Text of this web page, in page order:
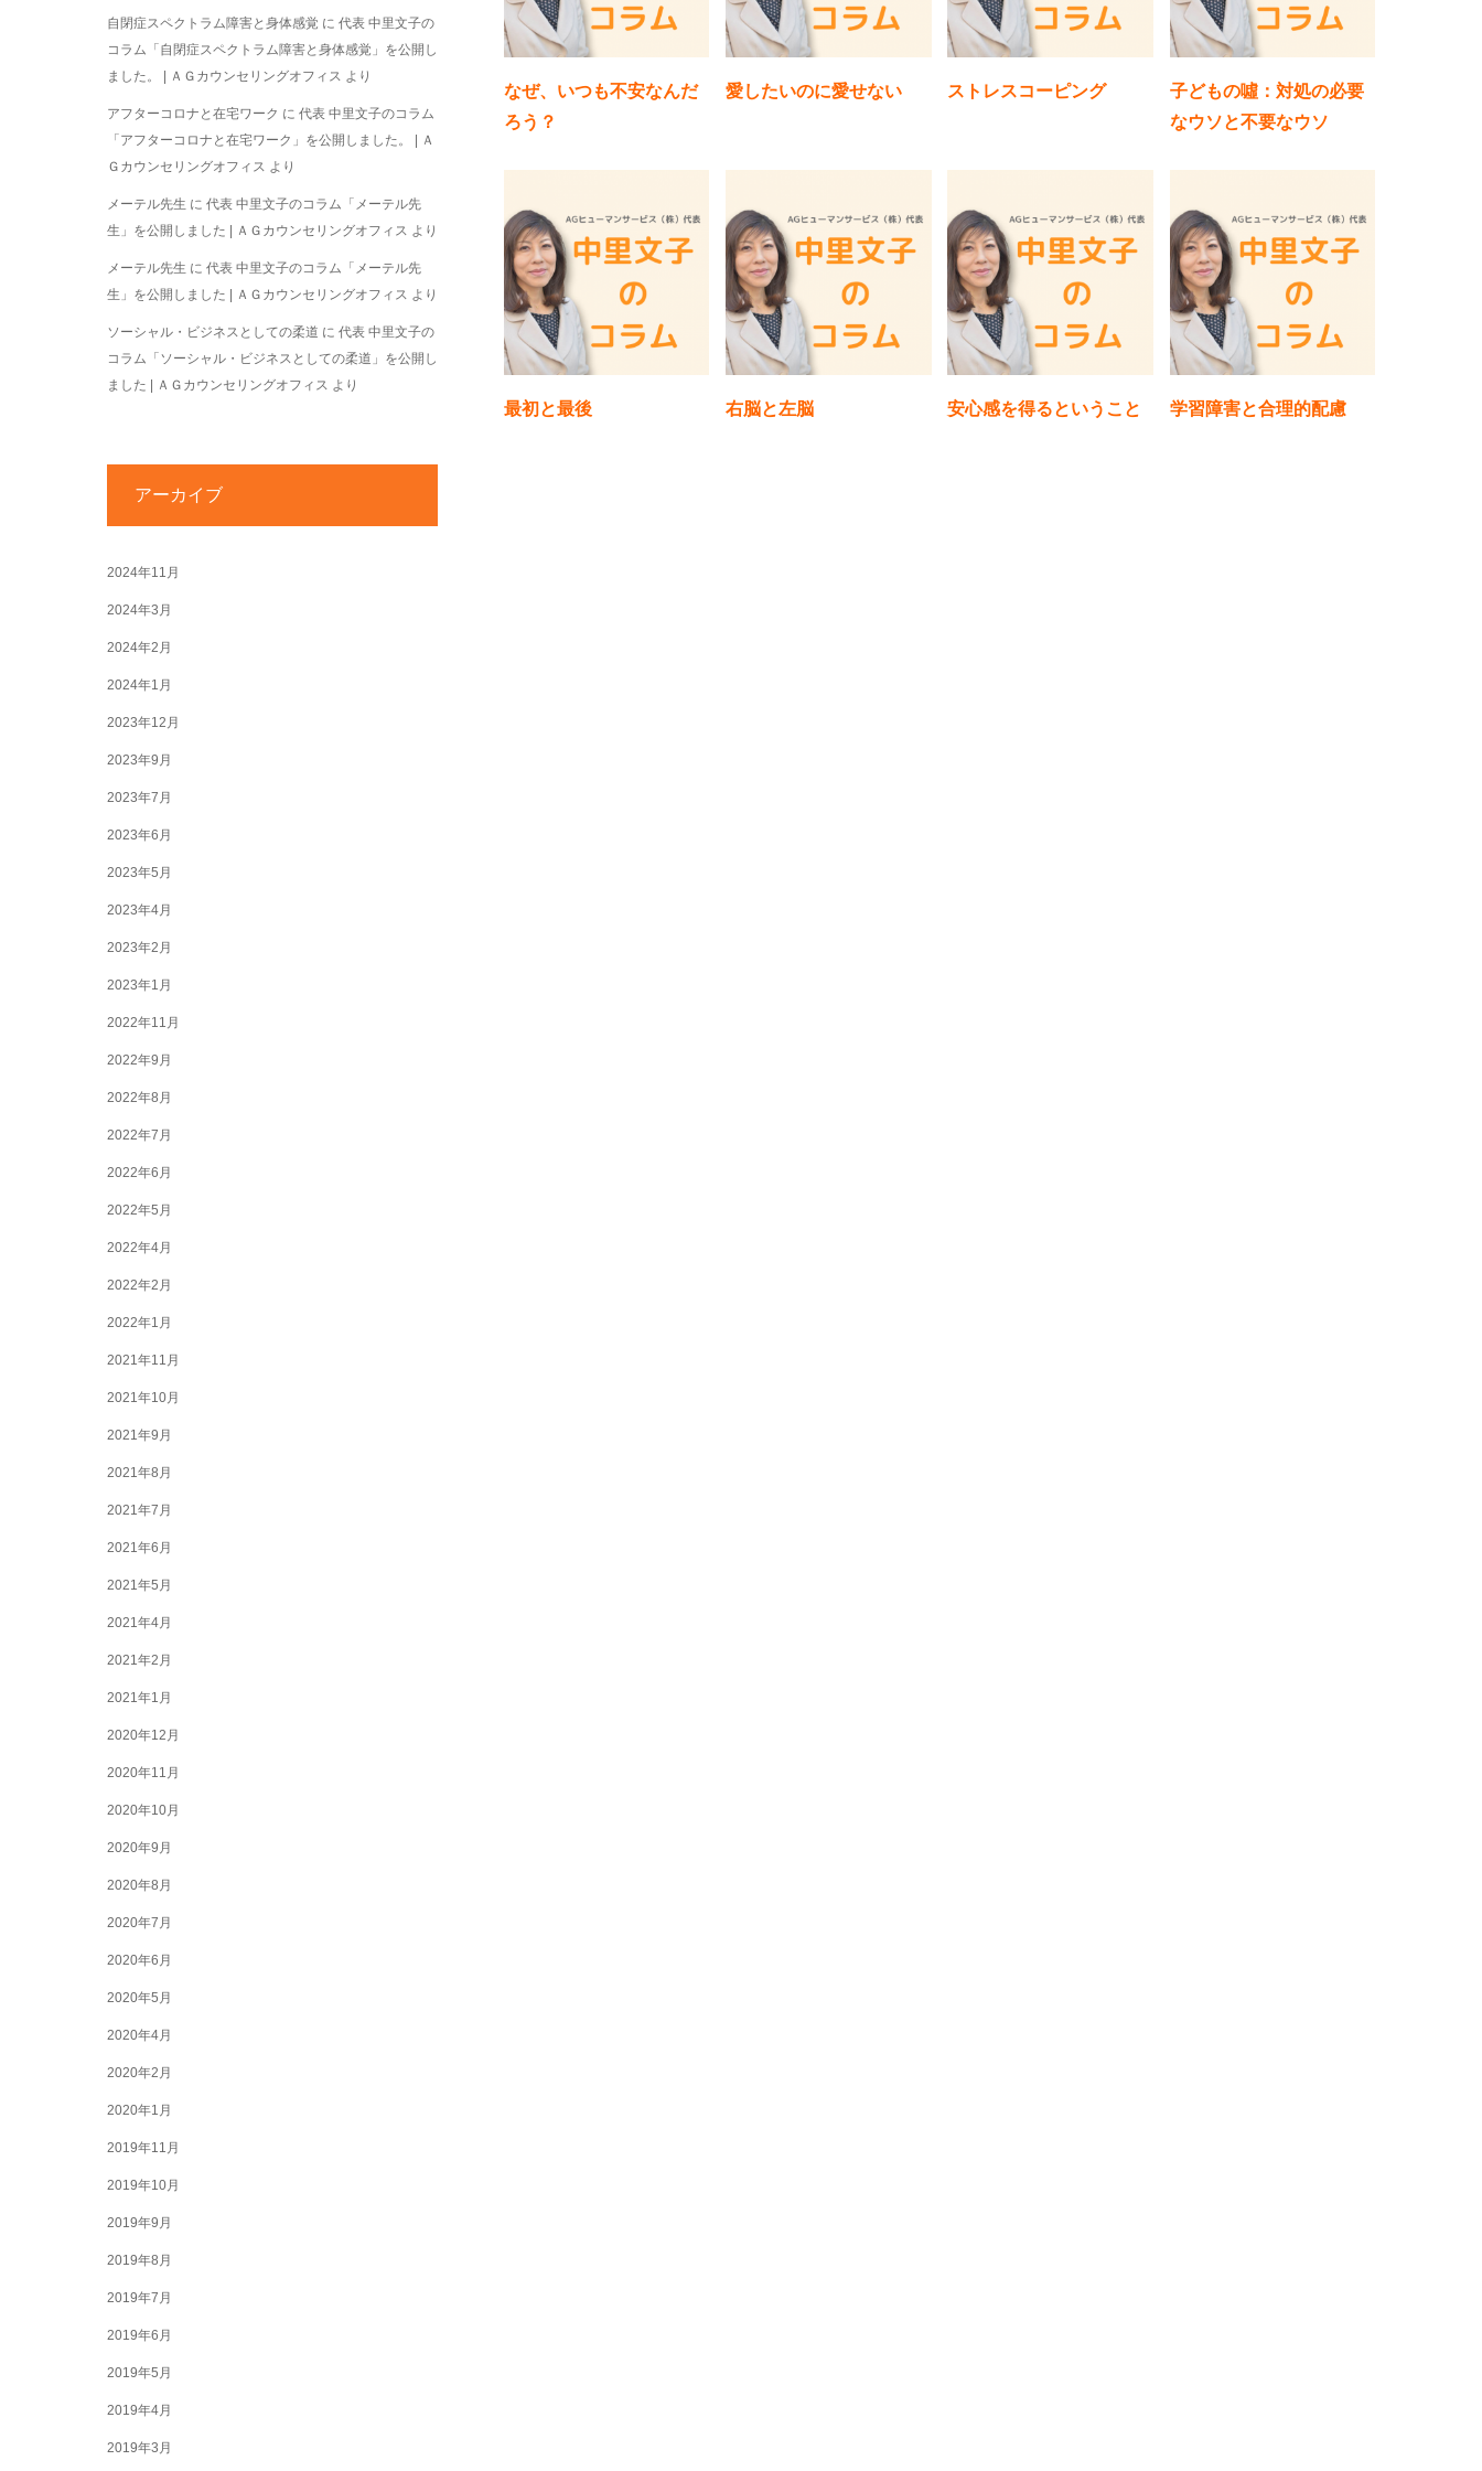
なぜ、いつも不安なんだ
ろう？
愛したいのに愛せない ストレスコーピング
子どもの噓：対処の必要
なウソと不要なウソ
最初と最後 右脳と左脳 安心感を得るということ 学習障害と合理的配慮
自閉症スペクトラム障害と身体感覚 に 代表 中里文子の
コラム「自閉症スペクトラム障害と身体感覚」を公開し
ました。 | ＡＧカウンセリングオフィス より
アフターコロナと在宅ワーク に 代表 中里文子のコラム
「アフターコロナと在宅ワーク」を公開しました。 | Ａ
Ｇカウンセリングオフィス より
メーテル先生 に 代表 中里文子のコラム「メーテル先
生」を公開しました | ＡＧカウンセリングオフィス より
メーテル先生 に 代表 中里文子のコラム「メーテル先
生」を公開しました | ＡＧカウンセリングオフィス より
ソーシャル・ビジネスとしての柔道 に 代表 中里文子の
コラム「ソーシャル・ビジネスとしての柔道」を公開し
ました | ＡＧカウンセリングオフィス より
アーカイブ
2024年11月
2024年3月
2024年2月
2024年1月
2023年12月
2023年9月
2023年7月
2023年6月
2023年5月
2023年4月
2023年2月
2023年1月
2022年11月
2022年9月
2022年8月
2022年7月
2022年6月
2022年5月
2022年4月
2022年2月
2022年1月
2021年11月
2021年10月
2021年9月
2021年8月
2021年7月
2021年6月
2021年5月
2021年4月
2021年2月
2021年1月
2020年12月
2020年11月
2020年10月
2020年9月
2020年8月
2020年7月
2020年6月
2020年5月
2020年4月
2020年2月
2020年1月
2019年11月
2019年10月
2019年9月
2019年8月
2019年7月
2019年6月
2019年5月
2019年4月
2019年3月